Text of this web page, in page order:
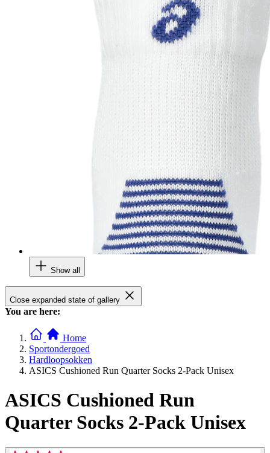
Show all
Close expanded state of gallery
You are here:
Home
Sportondergoed
Hardloopsokken
ASICS Cushioned Run Quarter Socks 2-Pack Unisex
ASICS Cushioned Run
Quarter Socks 2-Pack Unisex